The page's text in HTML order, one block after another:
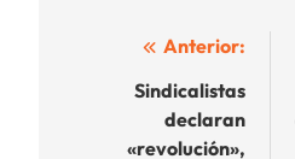
Navegación
entradas
Anterior:
Sindicalistas
declaran
«revolución»,